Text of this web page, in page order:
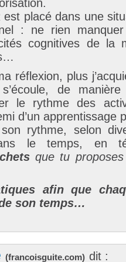
est placé dans une
: ne rien
cognitives de la
réflexion, plus
de manière
le rythme des
d’un apprentissage
rythme, selon
le temps, en
que tu
afin que
son temps…
(francoisguite.com) dit :